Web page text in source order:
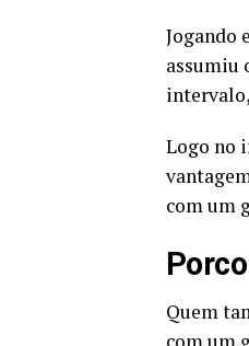
Jogando
assumiu
Logo no
com um
Quem